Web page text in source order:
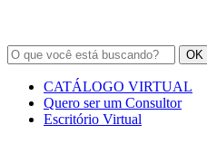
OK
CATÁLOGO VIRTUAL
Quero ser um Consultor
Escritório Virtual